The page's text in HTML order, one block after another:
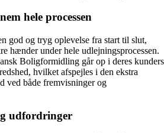
hele processen
god og tryg oplevelse fra start til slut,
hænder under hele udlejningsprocessen.
Boligformidling går op i deres kunders
hvilket afspejles i den ekstra
ved både fremvisninger og
udfordringer